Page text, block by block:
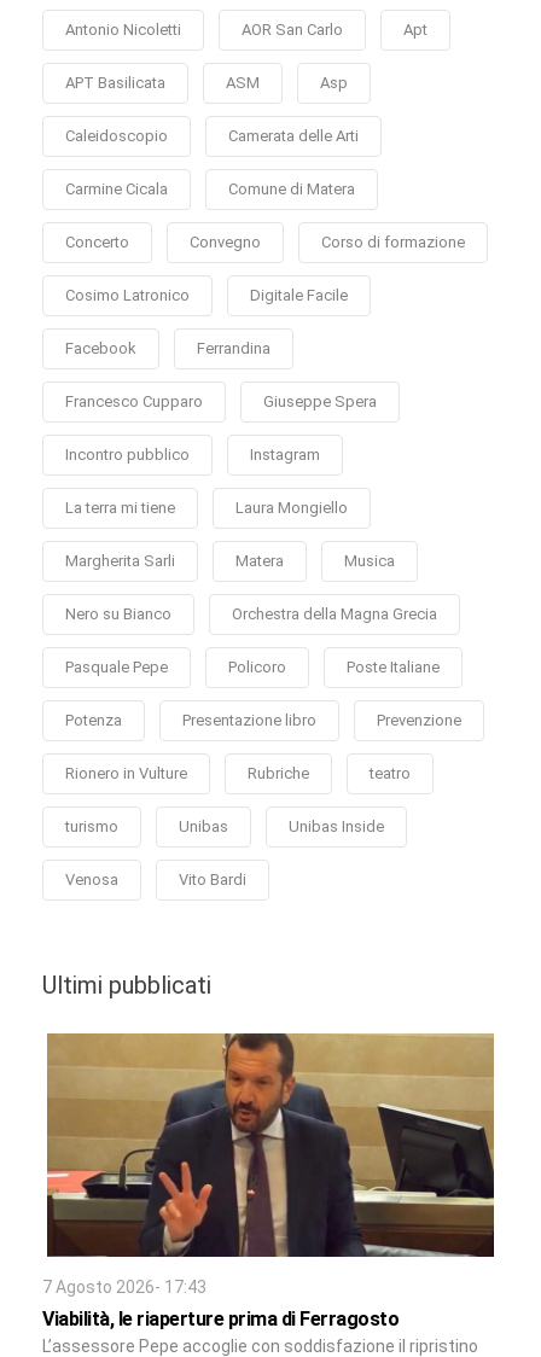
Antonio Nicoletti AOR San Carlo Apt
APT Basilicata ASM Asp
Caleidoscopio Camerata delle Arti
Carmine Cicala Comune di Matera
Concerto Convegno Corso di formazione
Cosimo Latronico Digitale Facile
Facebook Ferrandina
Francesco Cupparo Giuseppe Spera
Incontro pubblico Instagram
La terra mi tiene Laura Mongiello
Margherita Sarli Matera Musica
Nero su Bianco Orchestra della Magna Grecia
Pasquale Pepe Policoro Poste Italiane
Potenza Presentazione libro Prevenzione
Rionero in Vulture Rubriche teatro
turismo Unibas Unibas Inside
Venosa Vito Bardi
Ultimi pubblicati
7 Agosto 2026- 17:43
Viabilità, le riaperture prima di Ferragosto
L’assessore Pepe accoglie con soddisfazione il ripristino